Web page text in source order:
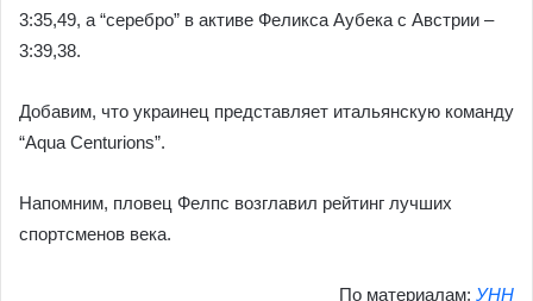
3:35,49, а “серебро” в активе Феликса Аубека с Австрии –
3:39,38.
Добавим, что украинец представляет итальянскую команду
“Aqua Centurions”.
Напомним, пловец Фелпс возглавил рейтинг лучших
спортсменов века.
По материалам: УНН